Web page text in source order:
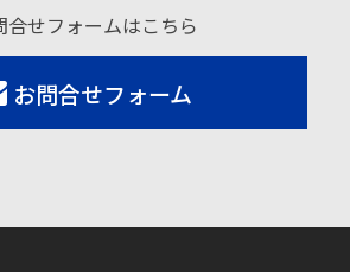
合せフォームはこちら
お問合せフォーム